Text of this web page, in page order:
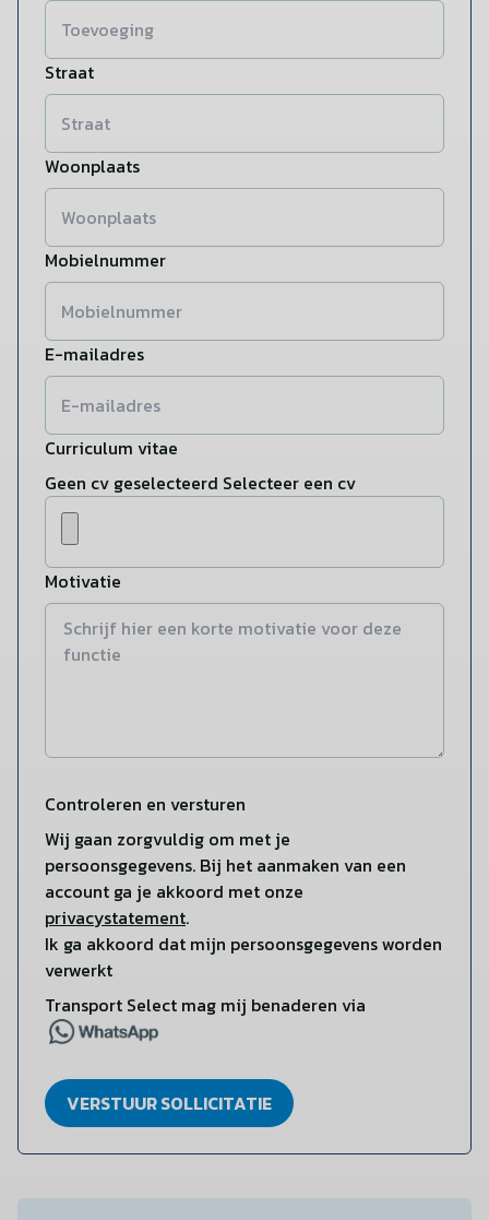
Straat
Woonplaats
Mobielnummer
E-mailadres
Curriculum vitae
Geen cv geselecteerd Selecteer een cv
Motivatie
Controleren en versturen
Wij gaan zorgvuldig om met je
persoonsgegevens. Bij het aanmaken van een
account ga je akkoord met onze
privacystatement.
Ik ga akkoord dat mijn persoonsgegevens worden
verwerkt
Transport Select mag mij benaderen via
VERSTUUR SOLLICITATIE